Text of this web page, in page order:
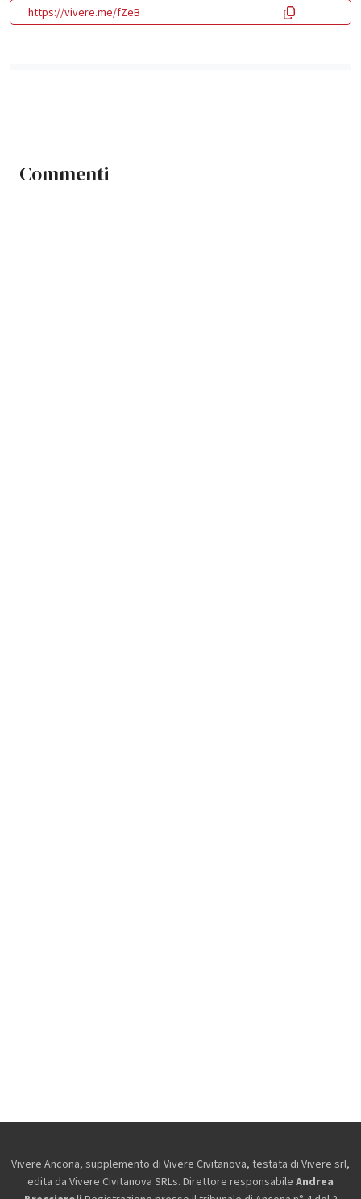
https://vivere.me/fZeB
Commenti
Vivere Ancona, supplemento di Vivere Civitanova, testata di Vivere srl,
edita da Vivere Civitanova SRLs. Direttore responsabile Andrea